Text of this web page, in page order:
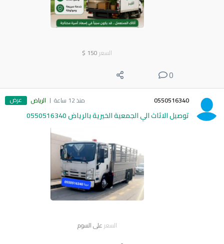
السعر 150
$
0
0550516340 منذ 12 ساعة الرياض عرض
توصيل الاثاث الي الجمعية الخيرية بالرياض 0550516340
السعر على السوم